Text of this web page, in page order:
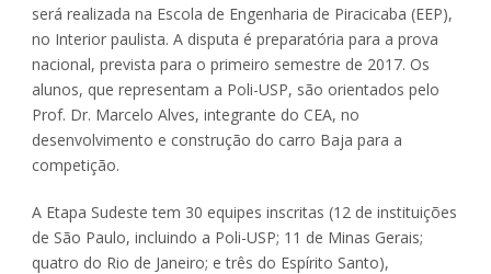
será realizada na Escola de Engenharia de Piracicaba (EEP),
no Interior paulista. A disputa é preparatória para a prova
nacional, prevista para o primeiro semestre de 2017. Os
alunos, que representam a Poli-USP, são orientados pelo
Prof. Dr. Marcelo Alves, integrante do CEA, no
desenvolvimento e construção do carro Baja para a
competição.
A Etapa Sudeste tem 30 equipes inscritas (12 de instituições
de São Paulo, incluindo a Poli-USP; 11 de Minas Gerais;
quatro do Rio de Janeiro; e três do Espírito Santo),